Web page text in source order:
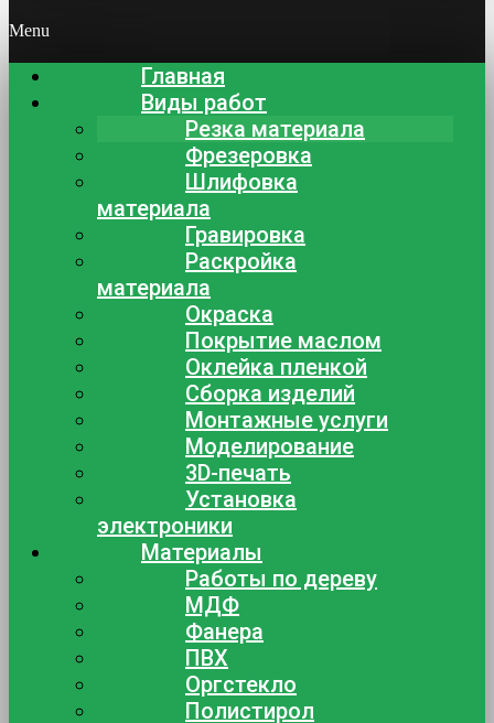
Menu
Главная
Виды работ
Резка материала
Фрезеровка
Шлифовка
материала
Гравировка
Раскройка
материала
Окраска
Покрытие маслом
Оклейка пленкой
Сборка изделий
Монтажные услуги
Моделирование
3D-печать
Установка
электроники
Материалы
Работы по дереву
МДФ
Фанера
ПВХ
Оргстекло
Полистирол